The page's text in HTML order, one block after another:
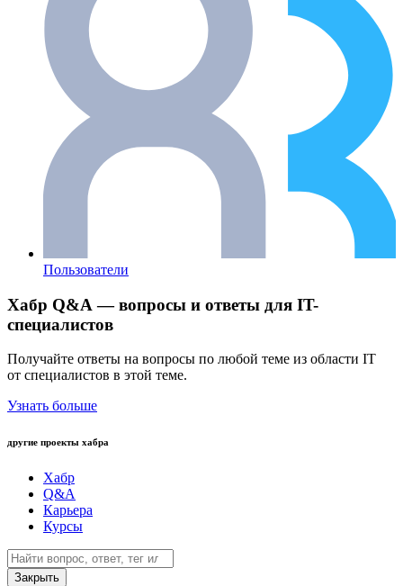
Пользователи
Хабр Q&A — вопросы и ответы для IT-
специалистов
Получайте ответы на вопросы по любой теме из области IT
от специалистов в этой теме.
Узнать больше
другие проекты хабра
Хабр
Q&A
Карьера
Курсы
Закрыть